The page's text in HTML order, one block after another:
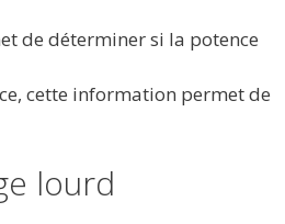
de déterminer si la potence
cette information permet de
lourd